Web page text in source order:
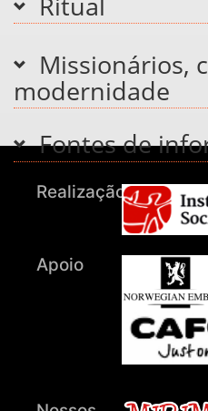
Missionários,
modernidade
Fontes de